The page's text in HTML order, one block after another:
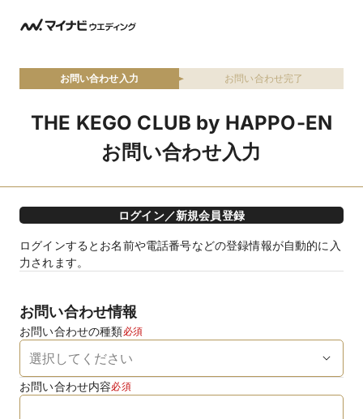
お問い合わせ入力 お問い合わせ完了
THE KEGO CLUB by HAPPO-EN
お問い合わせ入力
ログイン／新規会員登録
ログインするとお名前や電話番号などの登録情報が自動的に入
力されます。
お問い合わせ情報
お問い合わせの種類必須
お問い合わせ内容必須